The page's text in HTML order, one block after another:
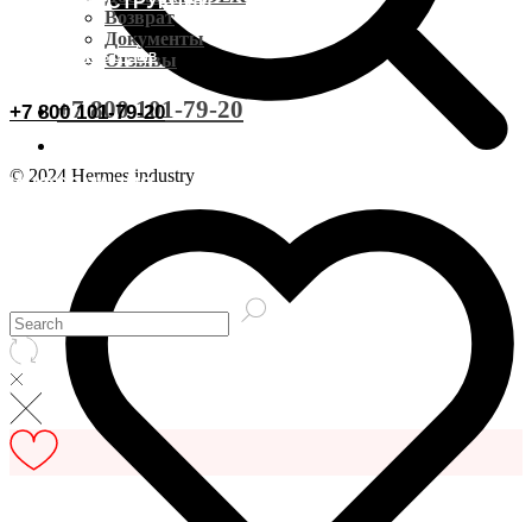
ОСТАВИТЬ ОТЗЫВ
+7 800 101-79-20
ИНФОРМАЦИЯ
Доставка CDEK
Документы
Возврат
Документы
Отзывы
+7 800 101-79-20
© 2024 Hermes industry